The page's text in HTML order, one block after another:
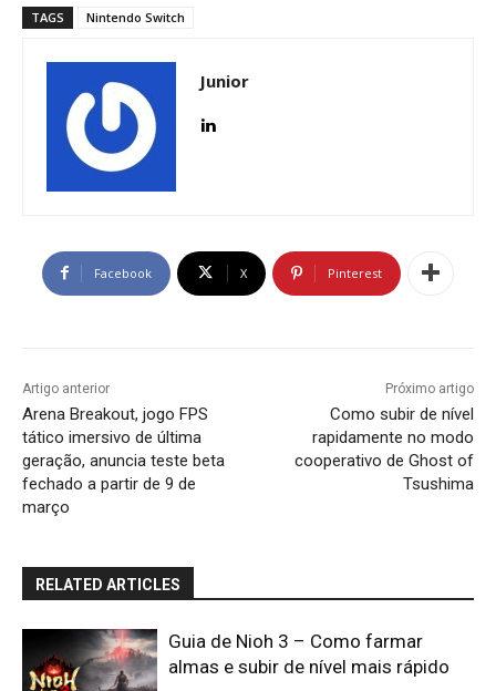
TAGS Nintendo Switch
Junior
Facebook X Pinterest
Artigo anterior
Arena Breakout, jogo FPS
tático imersivo de última
geração, anuncia teste beta
fechado a partir de 9 de
março
Próximo artigo
Como subir de nível
rapidamente no modo
cooperativo de Ghost of
Tsushima
RELATED ARTICLES
Guia de Nioh 3 – Como farmar
almas e subir de nível mais rápido